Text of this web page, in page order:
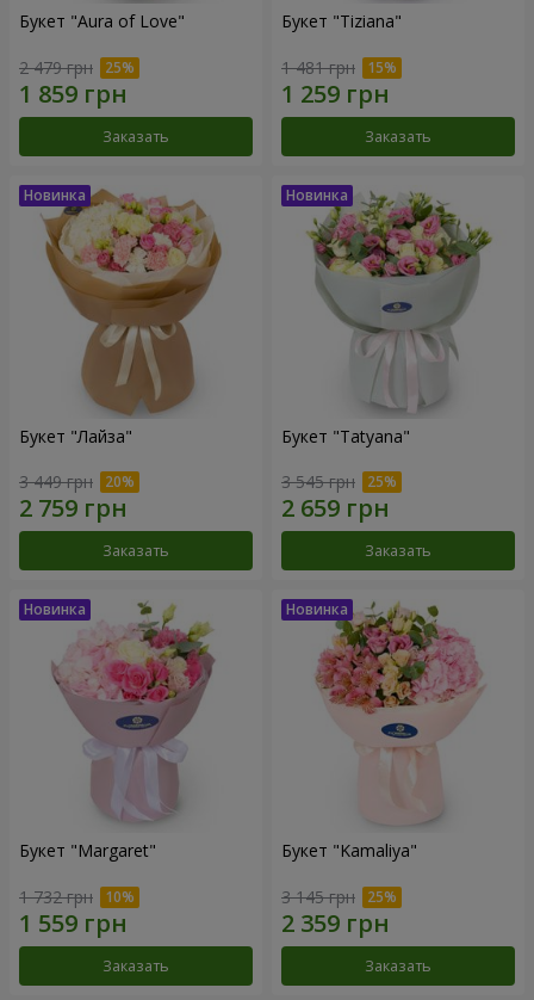
Букет "Aura of Love"
2 479 грн
Заказать
Букет "Tiziana"
1 481 грн
Заказать
Букет "Лайза"
3 449 грн
Заказать
Букет "Tatyana"
3 545 грн
Заказать
Букет "Margaret"
1 732 грн
Заказать
Букет "Kamaliya"
3 145 грн
Заказать